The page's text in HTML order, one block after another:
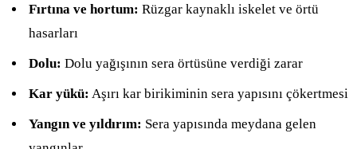
Fırtına ve hortum: Rüzgar kaynaklı iskelet ve örtü
hasarları
Dolu: Dolu yağışının sera örtüsüne verdiği zarar
Kar yükü: Aşırı kar birikiminin sera yapısını çökertmesi
Yangın ve yıldırım: Sera yapısında meydana gelen